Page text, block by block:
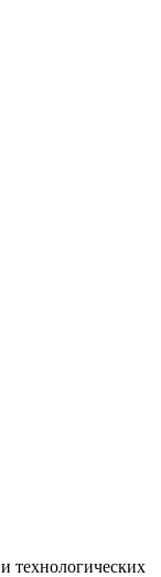
технологических